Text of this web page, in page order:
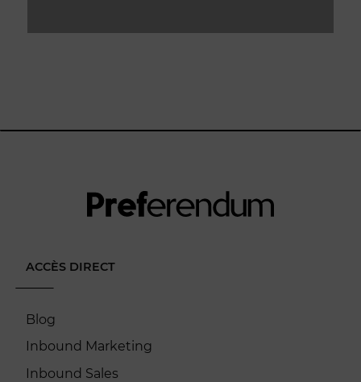
ACCÈS DIRECT
Blog
Inbound Marketing
Inbound Sales